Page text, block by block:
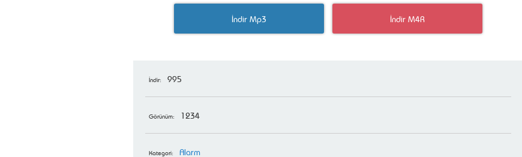
İndir Mp3 İndir M4R
İndir: 995
Görünüm: 1234
Kategori: Alarm